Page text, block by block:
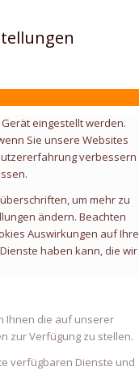
eingestellt werden.
Sie unsere Websites
verbessern
um mehr zu
ändern. Beachten
Auswirkungen auf Ihre
haben kann, die wir
Ihnen die auf unserer
zur Verfügung zu stellen.
verfügbaren Dienste und